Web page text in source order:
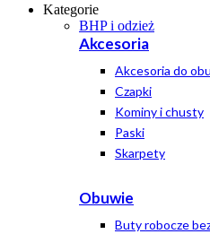
Kategorie
BHP i odzież
Akcesoria
Akcesoria do
Czapki
Kominy i chusty
Paski
Skarpety
Obuwie
Buty robocze